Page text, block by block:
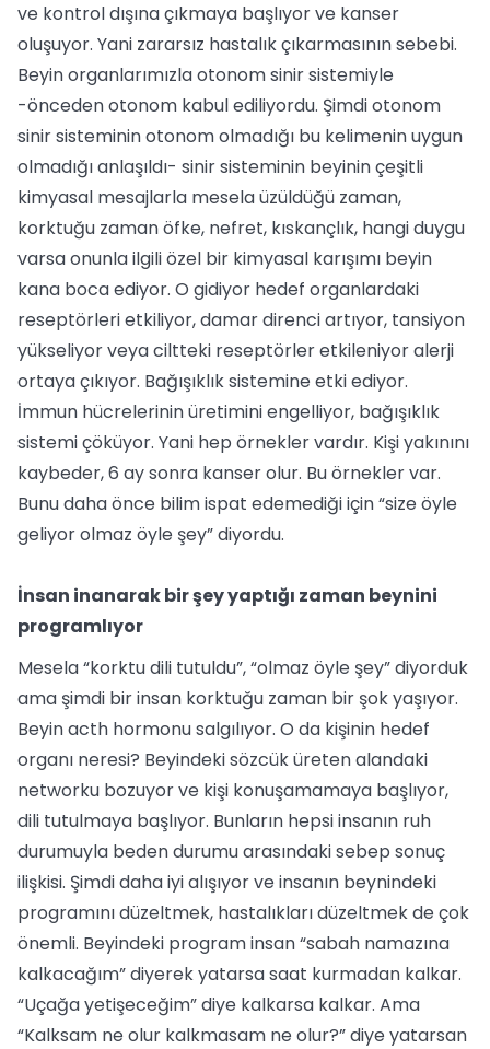
ve kontrol dışına çıkmaya başlıyor ve kanser
oluşuyor. Yani zararsız hastalık çıkarmasının sebebi.
Beyin organlarımızla otonom sinir sistemiyle
-önceden otonom kabul ediliyordu. Şimdi otonom
sinir sisteminin otonom olmadığı bu kelimenin uygun
olmadığı anlaşıldı- sinir sisteminin beyinin çeşitli
kimyasal mesajlarla mesela üzüldüğü zaman,
korktuğu zaman öfke, nefret, kıskançlık, hangi duygu
varsa onunla ilgili özel bir kimyasal karışımı beyin
kana boca ediyor. O gidiyor hedef organlardaki
reseptörleri etkiliyor, damar direnci artıyor, tansiyon
yükseliyor veya ciltteki reseptörler etkileniyor alerji
ortaya çıkıyor. Bağışıklık sistemine etki ediyor.
İmmun hücrelerinin üretimini engelliyor, bağışıklık
sistemi çöküyor. Yani hep örnekler vardır. Kişi yakınını
kaybeder, 6 ay sonra kanser olur. Bu örnekler var.
Bunu daha önce bilim ispat edemediği için “size öyle
geliyor olmaz öyle şey” diyordu.
İnsan inanarak bir şey yaptığı zaman beynini
programlıyor
Mesela “korktu dili tutuldu”, “olmaz öyle şey” diyorduk
ama şimdi bir insan korktuğu zaman bir şok yaşıyor.
Beyin acth hormonu salgılıyor. O da kişinin hedef
organı neresi? Beyindeki sözcük üreten alandaki
networku bozuyor ve kişi konuşamamaya başlıyor,
dili tutulmaya başlıyor. Bunların hepsi insanın ruh
durumuyla beden durumu arasındaki sebep sonuç
ilişkisi. Şimdi daha iyi alışıyor ve insanın beynindeki
programını düzeltmek, hastalıkları düzeltmek de çok
önemli. Beyindeki program insan “sabah namazına
kalkacağım” diyerek yatarsa saat kurmadan kalkar.
“Uçağa yetişeceğim” diye kalkarsa kalkar. Ama
“Kalksam ne olur kalkmasam ne olur?” diye yatarsan